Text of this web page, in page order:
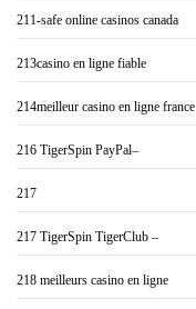
211-safe online casinos canada
213casino en ligne fiable
214meilleur casino en ligne france
216 TigerSpin PayPal–
217
217 TigerSpin TigerClub –
218 meilleurs casino en ligne